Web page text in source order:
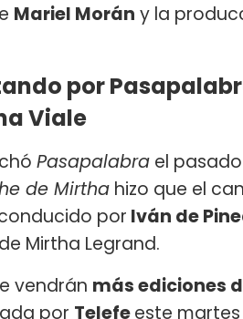
Mariel Morán y la
por
Viale
Pasapalabra el
de Mirtha hizo que el
por Iván de
Mirtha Legrand.
vendrán más ediciones
por Telefeeste